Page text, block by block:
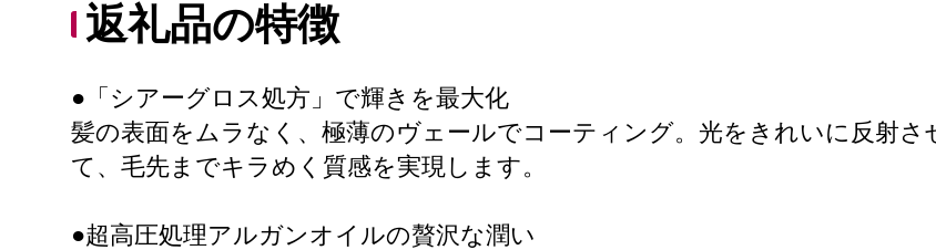
返礼品の特徴
●「シアーグロス処方」で輝きを最大化
髪の表面をムラなく、極薄のヴェールでコーティング。光をきれいに反射
て、毛先までキラめく質感を実現します。
●超高圧処理アルガンオイルの贅沢な潤い